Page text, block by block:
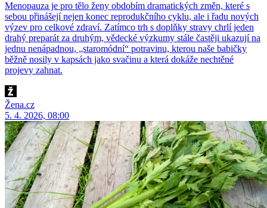
Menopauza je pro tělo ženy obdobím dramatických změn, které s
sebou přinášejí nejen konec reprodukčního cyklu, ale i řadu nových
výzev pro celkové zdraví. Zatímco trh s doplňky stravy chrlí jeden
drahý preparát za druhým, vědecké výzkumy stále častěji ukazují na
jednu nenápadnou, „staromódní“ potravinu, kterou naše babičky
běžně nosily v kapsách jako svačinu a která dokáže nechtěné
projevy zahnat.
Žena.cz
5. 4. 2026, 08:00